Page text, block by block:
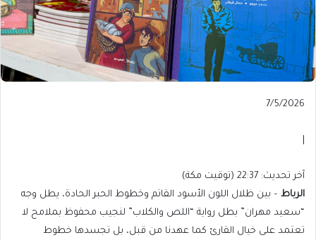
Published
7/5/2026
آخر
تحديث:
22:37
(توقيت
آخر تحديث: 22:37 (توقيت مكة)
الرباط – بين ظلال اللون الأسود القاتم وخطوط الحبر الحادة، يطل وجه
“سعيد مهران” بطل رواية “اللص والكلاب” لنجيب محفوظ بملامح لا
تعتمد على خيال القارئ كما عهدنا من قبل، بل تجسدها خطوط